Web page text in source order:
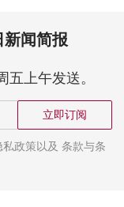
闻简报
上午发送。
立即订阅
政策以及 条款与条